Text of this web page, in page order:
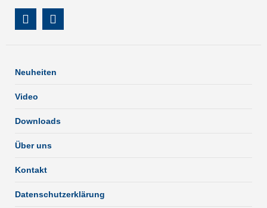
Neuheiten
Video
Downloads
Über uns
Kontakt
Datenschutzerklärung